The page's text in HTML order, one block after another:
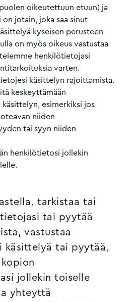
oikeutettuun etuun) ja
on jotain, joka saa sinut
kyseisen perusteen
on myös oikeus vastustaa
henkilötietojasi
varten.
käsittelyn rajoittamista.
keskeyttämään
esimerkiksi jos
niiden
tai syyn niiden
henkilötietosi jollekin
tarkistaa tai
tai pyytää
vastustaa
käsittelyä tai pyytää,
jollekin toiselle
yhteyttä